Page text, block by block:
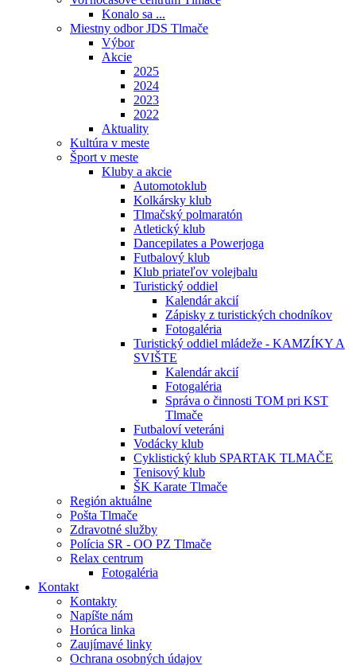
Konalo sa ...
Miestny odbor JDS Tlmače
Výbor
Akcie
2025
2024
2023
2022
Aktuality
Kultúra v meste
Šport v meste
Kluby a akcie
Automotoklub
Kolkársky klub
Tlmačský polmaratón
Atletický klub
Dancepilates a Powerjoga
Futbalový klub
Klub priateľov volejbalu
Turistický oddiel
Kalendár akcií
Zápisky z turistických chodníkov
Fotogaléria
Turistický oddiel mládeže - KAMZÍKY A
SVIŠTE
Kalendár akcií
Fotogaléria
Správa o činnosti TOM pri KST
Tlmače
Futbaloví veteráni
Vodácky klub
Cyklistický klub SPARTAK TLMAČE
Tenisový klub
ŠK Karate Tlmače
Región aktuálne
Pošta Tlmače
Zdravotné služby
Polícia SR - OO PZ Tlmače
Relax centrum
Fotogaléria
Kontakt
Kontakty
Napíšte nám
Horúca linka
Zaujímavé linky
Ochrana osobných údajov